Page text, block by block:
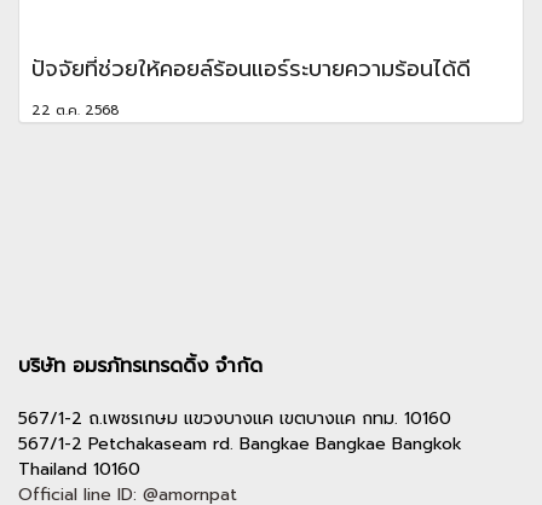
ปัจจัยที่ช่วยให้คอยล์ร้อนแอร์ระบายความร้อนได้ดี
22 ต.ค. 2568
บริษัท อมรภัทรเทรดดิ้ง จำกัด
567/1-2 ถ.เพชรเกษม แขวงบางแค เขตบางแค กทม. 10160
567/1-2 Petchakaseam rd. Bangkae Bangkae Bangkok
Thailand 10160
Official line ID: @amornpat